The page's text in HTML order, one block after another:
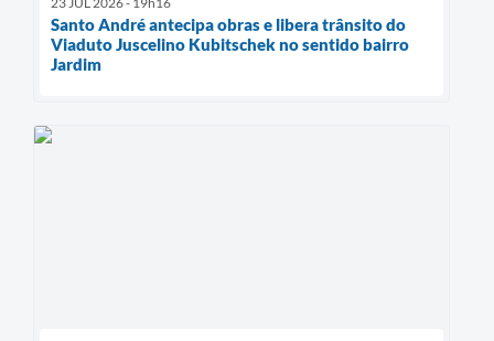
Santo André antecipa obras e libera trânsito do
Viaduto Juscelino Kubitschek no sentido bairro
Jardim